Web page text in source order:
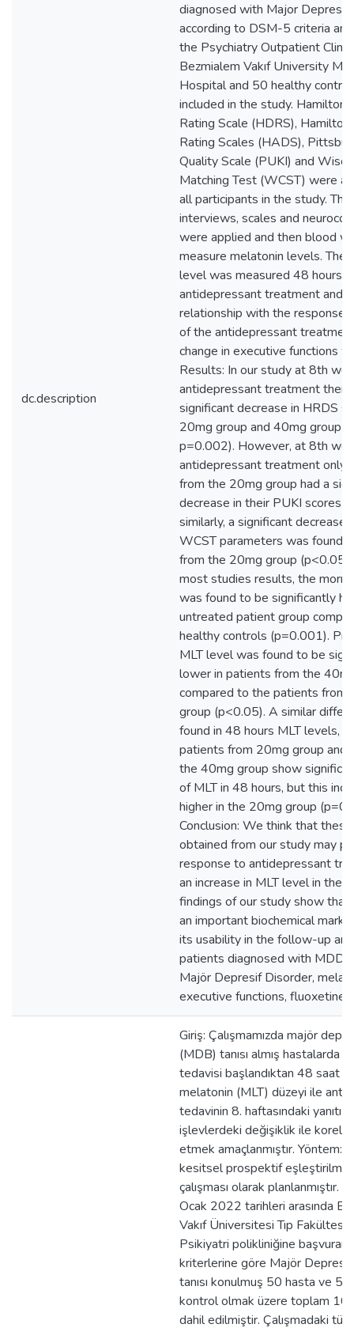
dc.description
diagnosed with Major
according to DSM-5 criteria
the Psychiatry Outpatient
Bezmialem Vakıf University
Hospital and 50 healthy
included in the study. Hamilton
Rating Scale (HDRS),
Rating Scales (HADS),
Quality Scale (PUKI) and
Matching Test (WCST) were
all participants in the study. The
interviews, scales and
were applied and then blood
measure melatonin levels. The
level was measured 48 hours
antidepressant treatment and
relationship with the response
of the antidepressant
change in executive functions
Results: In our study at 8th
antidepressant treatment
significant decrease in HRDS
20mg group and 40mg group
p=0.002). However, at 8th
antidepressant treatment only
from the 20mg group had a
decrease in their PUKI scores
similarly, a significant decrease/
WCST parameters was found
from the 20mg group
most studies results, the
was found to be significantly
untreated patient group
healthy controls (p=0.001).
MLT level was found to be
lower in patients from the
compared to the patients from
group (p<0.05). A similar
found in 48 hours MLT levels,
patients from 20mg group and
the 40mg group show
of MLT in 48 hours, but this
higher in the 20mg group
Conclusion: We think that
obtained from our study may
response to antidepressant
an increase in MLT level in the
findings of our study show that
an important biochemical
its usability in the follow-up
patients diagnosed with MDD.
Majör Depresif Disorder,
executive functions, fluoxetine.
Giriş: Çalışmamızda majör
(MDB) tanısı almış hastalarda
tedavisi başlandıktan 48 saat
melatonin (MLT) düzeyi ile
tedavinin 8. haftasındaki yanıtı
işlevlerdeki değişiklik ile
etmek amaçlanmıştır. Yöntem:
kesitsel prospektif
çalışması olarak planlanmıştır.
Ocak 2022 tarihleri arasında
Vakıf Üniversitesi Tıp Fakültesi
Psikiyatri polikliniğine
kriterlerine göre Majör
tanısı konulmuş 50 hasta ve 50
kontrol olmak üzere toplam 100
dahil edilmiştir. Çalışmadaki tüm